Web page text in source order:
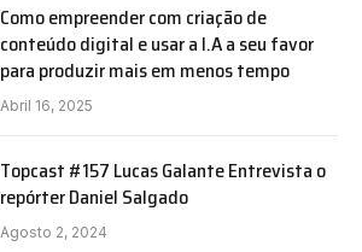
Como empreender com criação de
conteúdo digital e usar a I.A a seu favor
para produzir mais em menos tempo
Abril 16, 2025
Topcast #157 Lucas Galante Entrevista o
repórter Daniel Salgado
Agosto 2, 2024